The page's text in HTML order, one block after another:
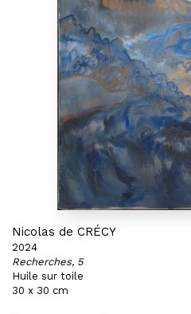
Nicolas de CRÉCY
2024
Recherches, 5
Huile sur toile
30 x 30 cm